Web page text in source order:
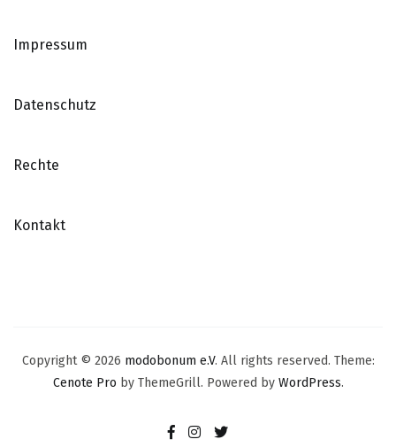
Impressum
Datenschutz
Rechte
Kontakt
Copyright © 2026 modobonum e.V. All rights reserved. Theme:
Cenote Pro by ThemeGrill. Powered by WordPress.